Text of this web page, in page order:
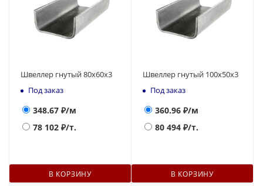
Швеллер гнутый 80х60х3
Под заказ
348.67 ₽/м
78 102 ₽/т.
В КОРЗИНУ
Швеллер гнутый 100х50х3
Под заказ
360.96 ₽/м
80 494 ₽/т.
В КОРЗИНУ